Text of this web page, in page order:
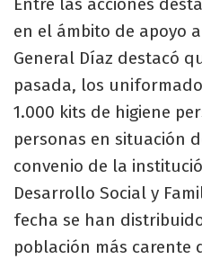
en el ámbito de apoyo
General Díaz destacó
pasada, los
1.000 kits de higiene
personas en situación
convenio de la
Desarrollo Social y
fecha se han
población más carente